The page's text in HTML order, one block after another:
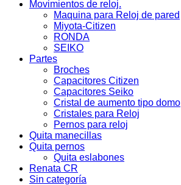
Movimientos de reloj.
Maquina para Reloj de pared
Miyota-Citizen
RONDA
SEIKO
Partes
Broches
Capacitores Citizen
Capacitores Seiko
Cristal de aumento tipo domo
Cristales para Reloj
Pernos para reloj
Quita manecillas
Quita pernos
Quita eslabones
Renata CR
Sin categoría